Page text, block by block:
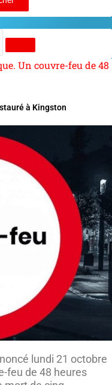
Un couvre-feu de 48
à Kingston
lundi 21 octobre
feu de 48 heures